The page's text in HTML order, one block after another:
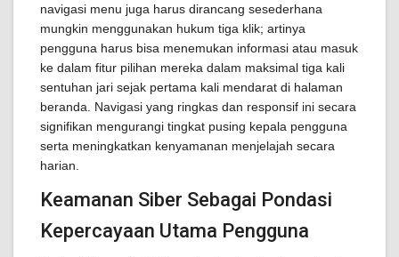
navigasi menu juga harus dirancang sesederhana
mungkin menggunakan hukum tiga klik; artinya
pengguna harus bisa menemukan informasi atau masuk
ke dalam fitur pilihan mereka dalam maksimal tiga kali
sentuhan jari sejak pertama kali mendarat di halaman
beranda. Navigasi yang ringkas dan responsif ini secara
signifikan mengurangi tingkat pusing kepala pengguna
serta meningkatkan kenyamanan menjelajah secara
harian.
Keamanan Siber Sebagai Pondasi
Kepercayaan Utama Pengguna